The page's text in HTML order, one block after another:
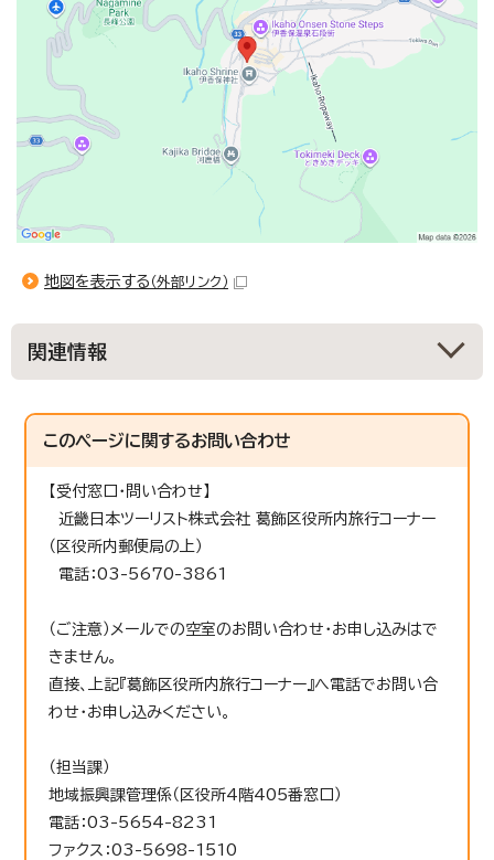
地図を表示する （外部リンク）
関連情報
このページに関するお問い合わせ
【受付窓口・問い合わせ】
近畿日本ツーリスト株式会社 葛飾区役所内旅行コーナー
（区役所内郵便局の上）
電話：03-5670-3861
（ご注意）メールでの空室のお問い合わせ・お申し込みはで
きません。
直接、上記『葛飾区役所内旅行コーナー』へ電話でお問い合
わせ・お申し込みください。
（担当課）
地域振興課管理係（区役所4階405番窓口）
電話：03-5654-8231
ファクス：03-5698-1510